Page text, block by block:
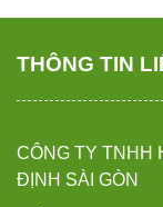
THÔNG TIN
CÔNG TY TNHH
ĐỊNH SÀI GÒN